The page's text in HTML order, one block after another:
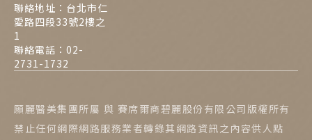
聯絡地址：台北市仁
愛路四段33號2樓之
1
聯絡電話：02-
2731-1732
願麗醫美集團所屬 與 賽席爾商碧麗股份有限公司版權所有
禁止任何網際網路服務業者轉錄其網路資訊之內容供人點